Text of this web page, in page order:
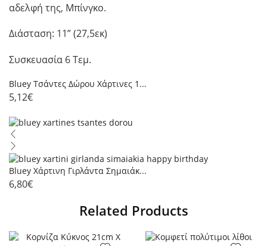
αδελφή της, Μπίνγκο.
Διάσταση: 11” (27,5εκ)
Συσκευασία 6 Τεμ.
Bluey Τσάντες Δώρου Χάρτινες 1...
5,12€
Bluey Χάρτινη Γιρλάντα Σημαιάκ...
6,80€
Related Products